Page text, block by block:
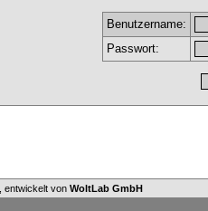
Benutzername:
Passwort:
, entwickelt von WoltLab GmbH